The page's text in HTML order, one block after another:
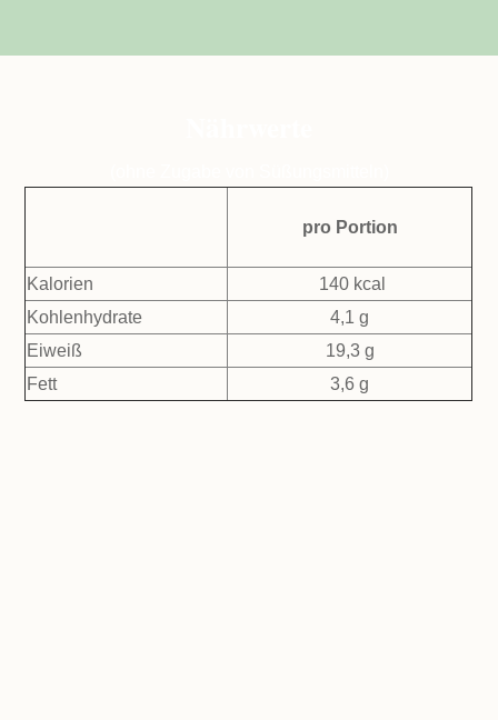
pro Portion
Kalorien
140 kcal
Kohlenhydrate
4,1 g
Eiweiß
19,3 g
Fett
3,6 g